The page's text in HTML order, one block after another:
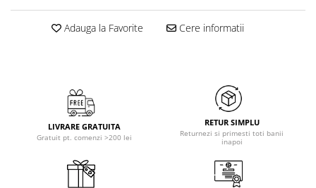
Adauga la Favorite Cere informatii
LIVRARE GRATUITA
Gratuit pt. comenzi >200 lei
RETUR SIMPLU
Returnezi si primesti toti banii
inapoi